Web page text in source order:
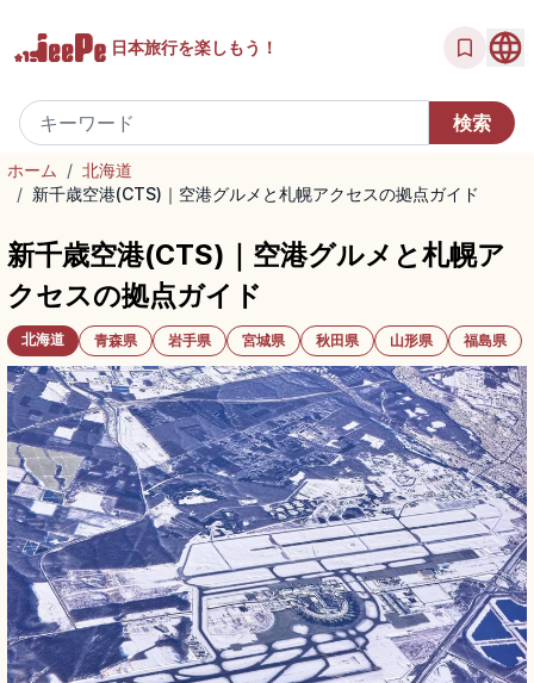
日本旅行を楽しもう！
ホーム / 北海道
/ 新千歳空港(CTS)｜空港グルメと札幌アクセスの拠点ガイド
新千歳空港(CTS)｜空港グルメと札幌ア
クセスの拠点ガイド
北海道 青森県 岩手県 宮城県 秋田県 山形県 福島県